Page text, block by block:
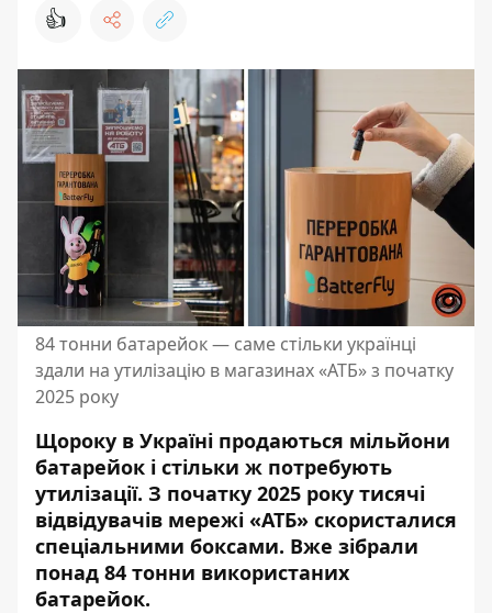
👍
84 тонни батарейок — саме стільки українці
здали на утилізацію в магазинах «АТБ» з початку
2025 року
Щороку в Україні продаються мільйони
батарейок і стільки ж потребують
утилізації. З початку 2025 року тисячі
відвідувачів мережі «АТБ» скористалися
спеціальними боксами. Вже зібрали
понад 84 тонни використаних
батарейок.